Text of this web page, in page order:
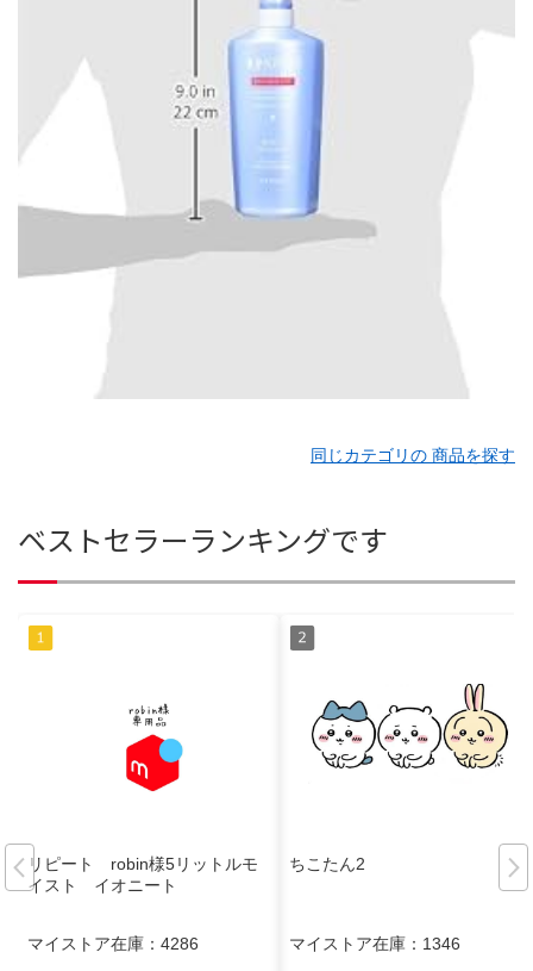
同じカテゴリの 商品を探す
ベストセラーランキングです
リピート robin様5リットルモ
イスト イオニート
マイストア在庫： 4286
ちこたん2
マイストア在庫： 1346